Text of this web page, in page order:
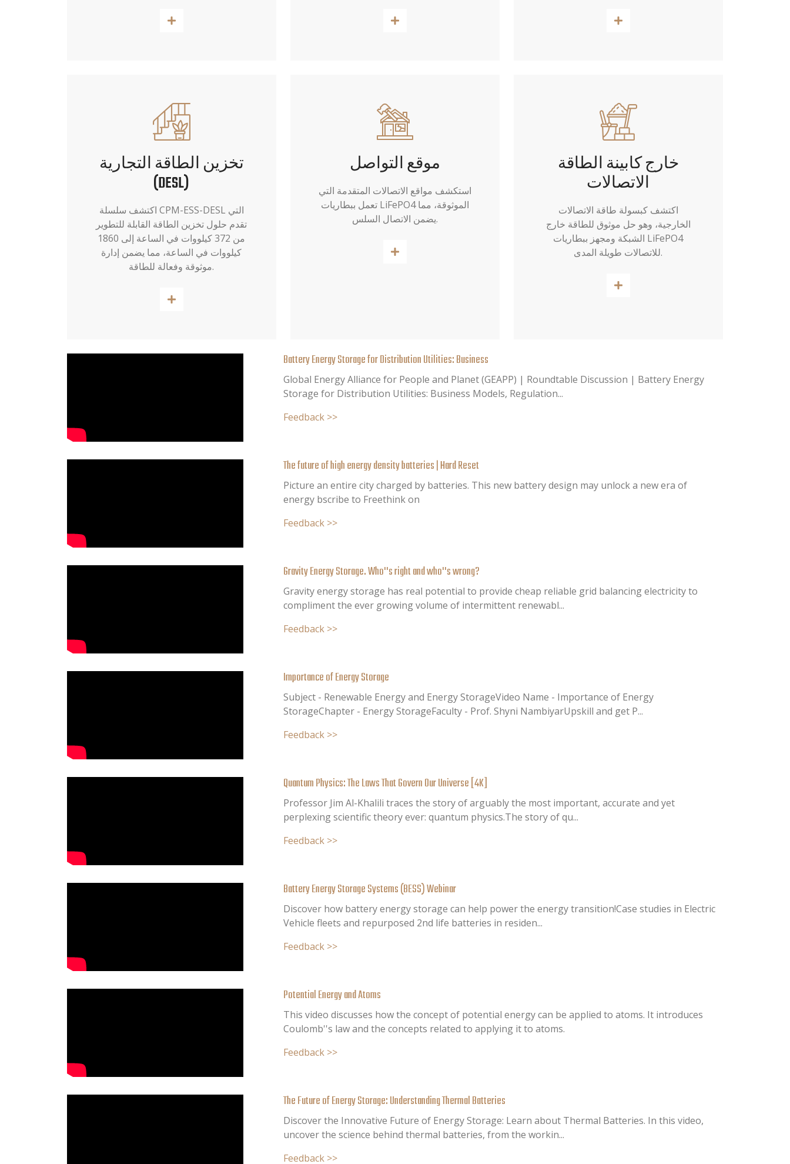
تخزين الطاقة التجارية
(DESL)
اكتشف سلسلة CPM-ESS-DESL التي
تقدم حلول تخزين الطاقة القابلة للتطوير
من 372 كيلووات في الساعة إلى 1860
كيلووات في الساعة، مما يضمن إدارة
موثوقة وفعالة للطاقة.
موقع التواصل
استكشف مواقع الاتصالات المتقدمة التي
تعمل ببطاريات LiFePO4 الموثوقة، مما
يضمن الاتصال السلس.
خارج كابينة الطاقة
الاتصالات
اكتشف كبسولة طاقة الاتصالات
الخارجية، وهو حل موثوق للطاقة خارج
الشبكة ومجهز ببطاريات LiFePO4
للاتصالات طويلة المدى.
Battery Energy Storage for Distribution Utilities: Business
Global Energy Alliance for People and Planet (GEAPP) | Roundtable Discussion | Battery Energy
Storage for Distribution Utilities: Business Models, Regulation...
Feedback >>
The future of high energy density batteries | Hard Reset
Picture an entire city charged by batteries. This new battery design may unlock a new era of
energy bscribe to Freethink on
Feedback >>
Gravity Energy Storage. Who''s right and who''s wrong?
Gravity energy storage has real potential to provide cheap reliable grid balancing electricity to
compliment the ever growing volume of intermittent renewabl...
Feedback >>
Importance of Energy Storage
Subject - Renewable Energy and Energy StorageVideo Name - Importance of Energy
StorageChapter - Energy StorageFaculty - Prof. Shyni NambiyarUpskill and get P...
Feedback >>
Quantum Physics: The Laws That Govern Our Universe [4K]
Professor Jim Al-Khalili traces the story of arguably the most important, accurate and yet
perplexing scientific theory ever: quantum physics.The story of qu...
Feedback >>
Battery Energy Storage Systems (BESS) Webinar
Discover how battery energy storage can help power the energy transition!Case studies in Electric
Vehicle fleets and repurposed 2nd life batteries in residen...
Feedback >>
Potential Energy and Atoms
This video discusses how the concept of potential energy can be applied to atoms. It introduces
Coulomb''s law and the concepts related to applying it to atoms.
Feedback >>
The Future of Energy Storage: Understanding Thermal Batteries
Discover the Innovative Future of Energy Storage: Learn about Thermal Batteries. In this video,
uncover the science behind thermal batteries, from the workin...
Feedback >>